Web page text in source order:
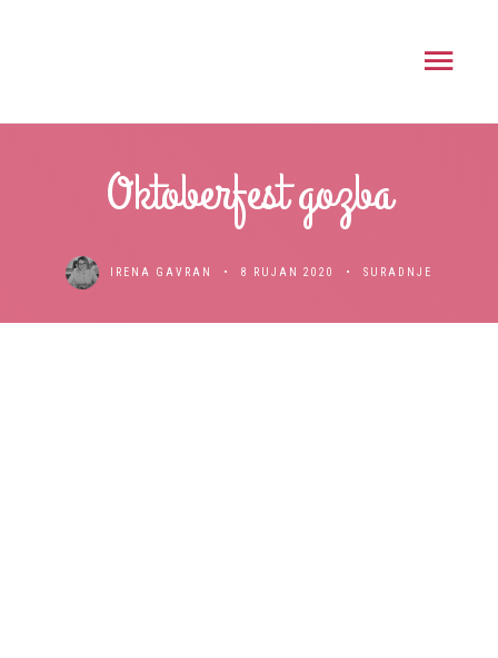
Oktoberfest gozba
IRENA GAVRAN 8 RUJAN 2020 SURADNJE